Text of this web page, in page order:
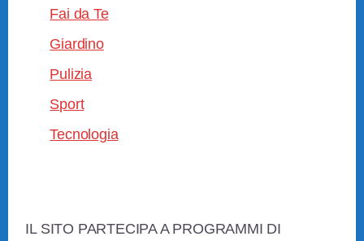
Fai da Te
Giardino
Pulizia
Sport
Tecnologia
IL SITO PARTECIPA A PROGRAMMI DI